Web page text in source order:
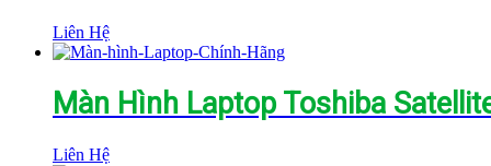
Liên Hệ
Màn Hình Laptop Toshiba
Liên Hệ